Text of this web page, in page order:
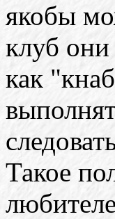
якобы
клуб
как
Такое